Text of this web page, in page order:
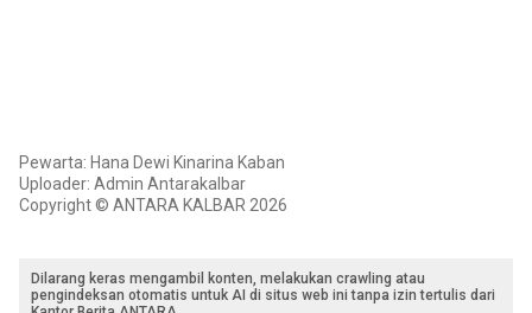
Pewarta: Hana Dewi Kinarina Kaban
Uploader: Admin Antarakalbar
Copyright © ANTARA KALBAR 2026
Dilarang keras mengambil konten, melakukan crawling atau
pengindeksan otomatis untuk AI di situs web ini tanpa izin tertulis dari